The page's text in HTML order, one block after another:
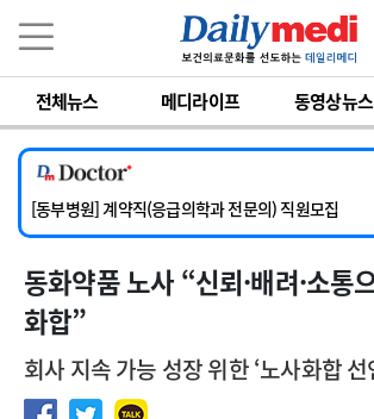
전체뉴스 메디라이프 동영상뉴스
[서울아산병원] 2026년 하반기 인턴 모집
[영남대학교의료원] 마취통증의학과 임기제 임상의
[충남대학교병원] 소아청소년과(소아응급전담) 계약
[동부병원] 계약직(응급의학과 전문의) 직원모집
[이대목동병원] 하반기 전공의(레지던트1년차) 모집
[서울아산병원] 2026년 하반기 인턴 모집
[영남대학교의료원] 마취통증의학과 임기제 임상의사
동화약품 노사 “신뢰·배려·소통
화합”
회사 지속 가능 성장 위한 ‘노사화합 선